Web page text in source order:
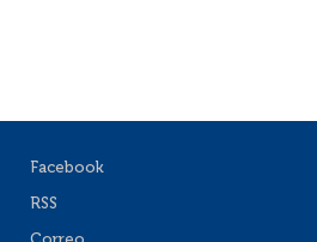
Facebook
RSS